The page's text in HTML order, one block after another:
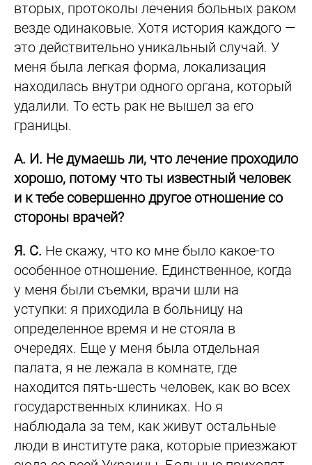
вторых, протоколы лечения больных раком
везде одинаковые. Хотя история каждого —
это действительно уникальный случай. У
меня была легкая форма, локализация
находилась внутри одного органа, который
удалили. То есть рак не вышел за его
границы.
А. И. Не думаешь ли, что лечение проходило
хорошо, потому что ты известный человек
и к тебе совершенно другое отношение со
стороны врачей?
Я. С. Не скажу, что ко мне было какое-то
особенное отношение. Единственное, когда
у меня были съемки, врачи шли на
уступки: я приходила в больницу на
определенное время и не стояла в
очередях. Еще у меня была отдельная
палата, я не лежала в комнате, где
находится пять-шесть человек, как во всех
государственных клиниках. Но я
наблюдала за тем, как живут остальные
люди в институте рака, которые приезжают